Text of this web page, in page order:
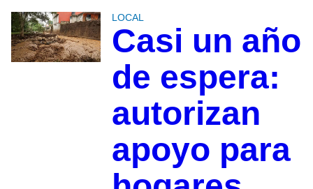
LOCAL
Casi un año
de espera:
autorizan
apoyo para